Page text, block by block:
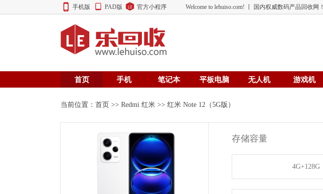
手机版 PAD版 官方小程序 Welcome to lehuiso.com! 丨 国内权威数码产品回收网！
首页 手机 笔记本 平板电脑 无人机 游戏机
当前位置： 首页 >> Redmi 红米 >> 红米 Note 12（5G版）
存储容量
4G+128G